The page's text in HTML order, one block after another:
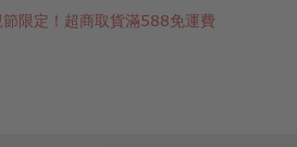
節限定！超商取貨滿588免運費